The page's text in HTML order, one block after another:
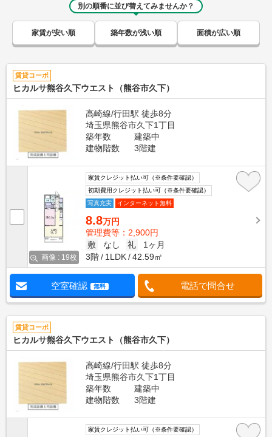
別の順番に並び替えてみませんか？
家賃が安い順 築年数が浅い順 面積が広い順
賃貸コーポ
ヒカルサ熊谷久下ウエスト（熊谷市久下）
高崎線/行田駅 徒歩8分
埼玉県熊谷市久下1丁目
築年数
建築中
建物階数
3階建
画像 : 19枚
家賃クレジット払い可（※条件要確認）
初期費用クレジット払い可（※条件要確認）
写真充実
インターネット無料
8.8万円
管理費等：2,900円
敷
なし 礼
1ヶ月
3階
1LDK 42.59㎡
空室確認 無料 電話で問合せ
賃貸コーポ
ヒカルサ熊谷久下ウエスト（熊谷市久下）
高崎線/行田駅 徒歩8分
埼玉県熊谷市久下1丁目
築年数
建築中
建物階数
3階建
家賃クレジット払い可（※条件要確認）